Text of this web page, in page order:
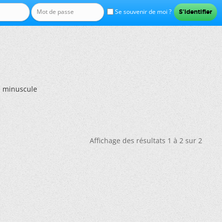
Se souvenir de moi ?
minuscule
Affichage des résultats 1 à 2 sur 2